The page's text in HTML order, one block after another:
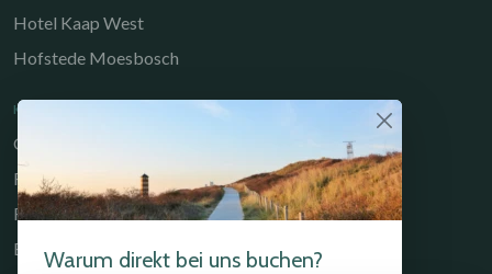
Warum direkt bei uns buchen?
Hotel Kaap West
Hofstede Moesbosch
KULINARISCHE
Gastrobar de Timmerfabriek
Restaurant Chabot
Restaurant Catch
Brasserie de Walvis